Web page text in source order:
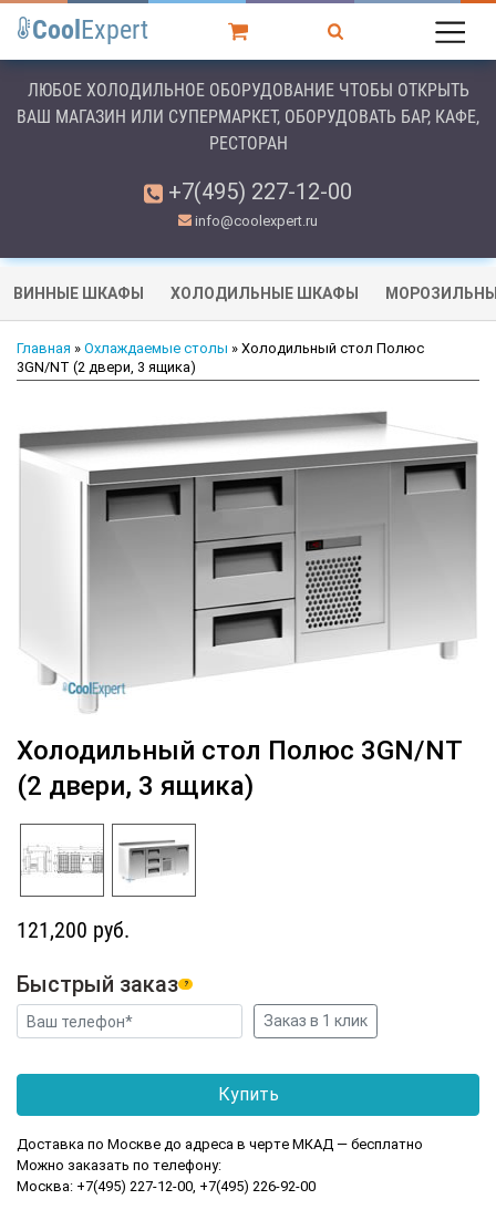
Cool Expert
ЛЮБОЕ ХОЛОДИЛЬНОЕ ОБОРУДОВАНИЕ ЧТОБЫ ОТКРЫТЬ
ВАШ МАГАЗИН ИЛИ СУПЕРМАРКЕТ, ОБОРУДОВАТЬ БАР, КАФЕ,
РЕСТОРАН
+7(495) 227-12-00
info@coolexpert.ru
ВИННЫЕ ШКАФЫ ХОЛОДИЛЬНЫЕ ШКАФЫ
Главная » Охлаждаемые столы » Холодильный стол Полюс
3GN/NT (2 двери, 3 ящика)
Холодильный стол Полюс 3GN/NT
(2 двери, 3 ящика)
121,200 руб.
Быстрый заказ ?
Доставка по Москве до адреса в черте МКАД — бесплатно
Можно заказать по телефону:
Москва: +7(495) 227-12-00, +7(495) 226-92-00